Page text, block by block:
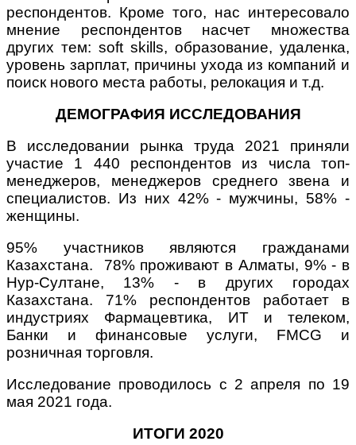
респондентов. Кроме того, нас интересовало
мнение респондентов насчет множества
других тем: soft skills, образование, удаленка,
уровень зарплат, причины ухода из компаний и
поиск нового места работы, релокация и т.д.
ДЕМОГРАФИЯ ИССЛЕДОВАНИЯ
В исследовании рынка труда 2021 приняли
участие 1 440 респондентов из числа топ-
менеджеров, менеджеров среднего звена и
специалистов. Из них 42% - мужчины, 58% -
женщины.
95% участников являются гражданами
Казахстана. 78% проживают в Алматы, 9% - в
Нур-Султане, 13% - в других городах
Казахстана. 71% респондентов работает в
индустриях Фармацевтика, ИТ и телеком,
Банки и финансовые услуги, FMCG и
розничная торговля.
Исследование проводилось с 2 апреля по 19
мая 2021 года.
ИТОГИ 2020